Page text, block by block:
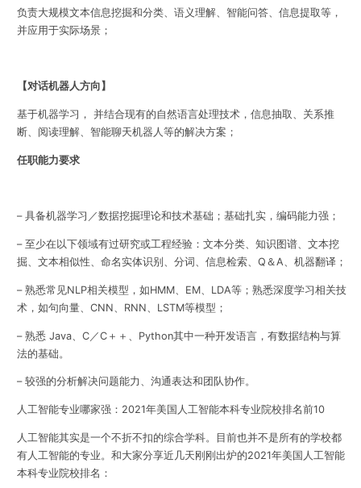
负责大规模文本信息挖掘和分类、语义理解、智能问答、信息提取等，
并应用于实际场景；
【对话机器人方向】
基于机器学习， 并结合现有的自然语言处理技术，信息抽取、关系推
断、阅读理解、智能聊天机器人等的解决方案；
任职能力要求
– 具备机器学习／数据挖掘理论和技术基础；基础扎实，编码能力强；
– 至少在以下领域有过研究或工程经验：文本分类、知识图谱、文本挖
掘、文本相似性、命名实体识别、分词、信息检索、Q＆A、机器翻译；
– 熟悉常见NLP相关模型，如HMM、EM、LDA等；熟悉深度学习相关技
术，如句向量、CNN、RNN、LSTM等模型；
– 熟悉 Java、C／C＋＋、Python其中一种开发语言，有数据结构与算
法的基础。
– 较强的分析解决问题能力、沟通表达和团队协作。
人工智能专业哪家强：2021年美国人工智能本科专业院校排名前10
人工智能其实是一个不折不扣的综合学科。目前也并不是所有的学校都
有人工智能的专业。和大家分享近几天刚刚出炉的2021年美国人工智能
本科专业院校排名：